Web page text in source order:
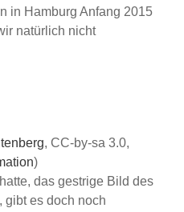
in Hamburg Anfang 2015
natürlich nicht
, CC-by-sa 3.0,
)
das gestrige Bild des
gibt es doch noch